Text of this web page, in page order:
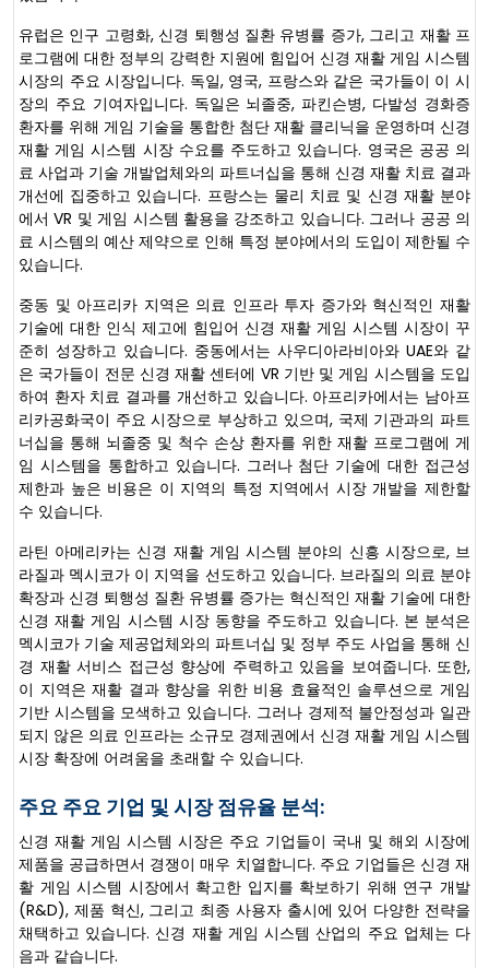
유럽은 인구 고령화, 신경 퇴행성 질환 유병률 증가, 그리고 재활 프
로그램에 대한 정부의 강력한 지원에 힘입어 신경 재활 게임 시스템
시장의 주요 시장입니다. 독일, 영국, 프랑스와 같은 국가들이 이 시
장의 주요 기여자입니다. 독일은 뇌졸중, 파킨슨병, 다발성 경화증
환자를 위해 게임 기술을 통합한 첨단 재활 클리닉을 운영하며 신경
재활 게임 시스템 시장 수요를 주도하고 있습니다. 영국은 공공 의
료 사업과 기술 개발업체와의 파트너십을 통해 신경 재활 치료 결과
개선에 집중하고 있습니다. 프랑스는 물리 치료 및 신경 재활 분야
에서 VR 및 게임 시스템 활용을 강조하고 있습니다. 그러나 공공 의
료 시스템의 예산 제약으로 인해 특정 분야에서의 도입이 제한될 수
있습니다.
중동 및 아프리카 지역은 의료 인프라 투자 증가와 혁신적인 재활
기술에 대한 인식 제고에 힘입어 신경 재활 게임 시스템 시장이 꾸
준히 성장하고 있습니다. 중동에서는 사우디아라비아와 UAE와 같
은 국가들이 전문 신경 재활 센터에 VR 기반 및 게임 시스템을 도입
하여 환자 치료 결과를 개선하고 있습니다. 아프리카에서는 남아프
리카공화국이 주요 시장으로 부상하고 있으며, 국제 기관과의 파트
너십을 통해 뇌졸중 및 척수 손상 환자를 위한 재활 프로그램에 게
임 시스템을 통합하고 있습니다. 그러나 첨단 기술에 대한 접근성
제한과 높은 비용은 이 지역의 특정 지역에서 시장 개발을 제한할
수 있습니다.
라틴 아메리카는 신경 재활 게임 시스템 분야의 신흥 시장으로, 브
라질과 멕시코가 이 지역을 선도하고 있습니다. 브라질의 의료 분야
확장과 신경 퇴행성 질환 유병률 증가는 혁신적인 재활 기술에 대한
신경 재활 게임 시스템 시장 동향을 주도하고 있습니다. 본 분석은
멕시코가 기술 제공업체와의 파트너십 및 정부 주도 사업을 통해 신
경 재활 서비스 접근성 향상에 주력하고 있음을 보여줍니다. 또한,
이 지역은 재활 결과 향상을 위한 비용 효율적인 솔루션으로 게임
기반 시스템을 모색하고 있습니다. 그러나 경제적 불안정성과 일관
되지 않은 의료 인프라는 소규모 경제권에서 신경 재활 게임 시스템
시장 확장에 어려움을 초래할 수 있습니다.
주요 주요 기업 및 시장 점유율 분석:
신경 재활 게임 시스템 시장은 주요 기업들이 국내 및 해외 시장에
제품을 공급하면서 경쟁이 매우 치열합니다. 주요 기업들은 신경 재
활 게임 시스템 시장에서 확고한 입지를 확보하기 위해 연구 개발
(R&D), 제품 혁신, 그리고 최종 사용자 출시에 있어 다양한 전략을
채택하고 있습니다. 신경 재활 게임 시스템 산업의 주요 업체는 다
음과 같습니다.